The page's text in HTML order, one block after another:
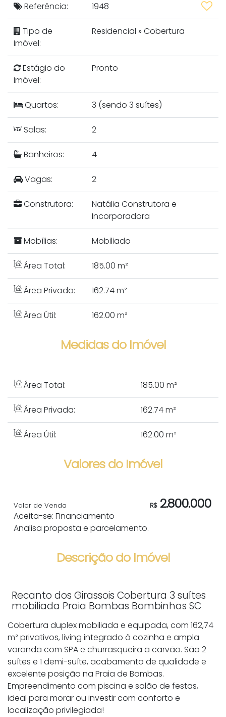
Referência: 1948
Tipo de
Imóvel:
Residencial » Cobertura
Estágio do
Imóvel:
Pronto
Quartos: 3 (sendo 3 suítes)
Salas: 2
Banheiros: 4
Vagas: 2
Construtora:
Natália Construtora e
Incorporadora
Mobílias: Mobiliado
Área Total: 185.00 m²
Área Privada: 162.74 m²
Área Útil: 162.00 m²
Medidas do Imóvel
Área Total: 185.00 m²
Área Privada: 162.74m²
Área Útil: 162.00 m²
Valores do Imóvel
R$2.800.000
Valor de Venda
Aceita-se: Financiamento
Analisa proposta e parcelamento.
Descrição do Imóvel
Recanto dos Girassois Cobertura 3 suítes
mobiliada Praia Bombas Bombinhas SC
Cobertura duplex mobiliada e equipada, com 162,74
m² privativos, living integrado à cozinha e ampla
varanda com SPA e churrasqueira a carvão. São 2
suítes e 1 demi-suíte, acabamento de qualidade e
excelente posição na Praia de Bombas.
Empreendimento com piscina e salão de festas,
ideal para morar ou investir com conforto e
localização privilegiada!